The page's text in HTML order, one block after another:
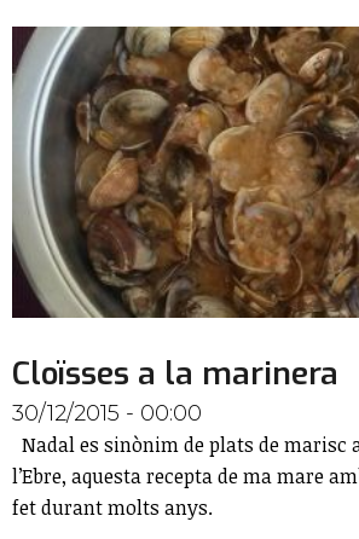
Cloïsses a la marinera
30/12/2015 - 00:00
Nadal es sinònim de plats de marisc
l’Ebre, aquesta recepta de ma mare
fet durant molts anys.